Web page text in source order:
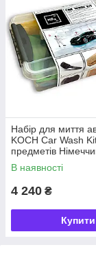
Набір для миття
KOCH Car Wash
предметів
В наявності
4 240 ₴
Купити